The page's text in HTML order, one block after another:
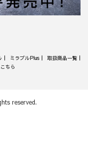
ミラブルPlus
取扱商品一覧
ちら
reserved.